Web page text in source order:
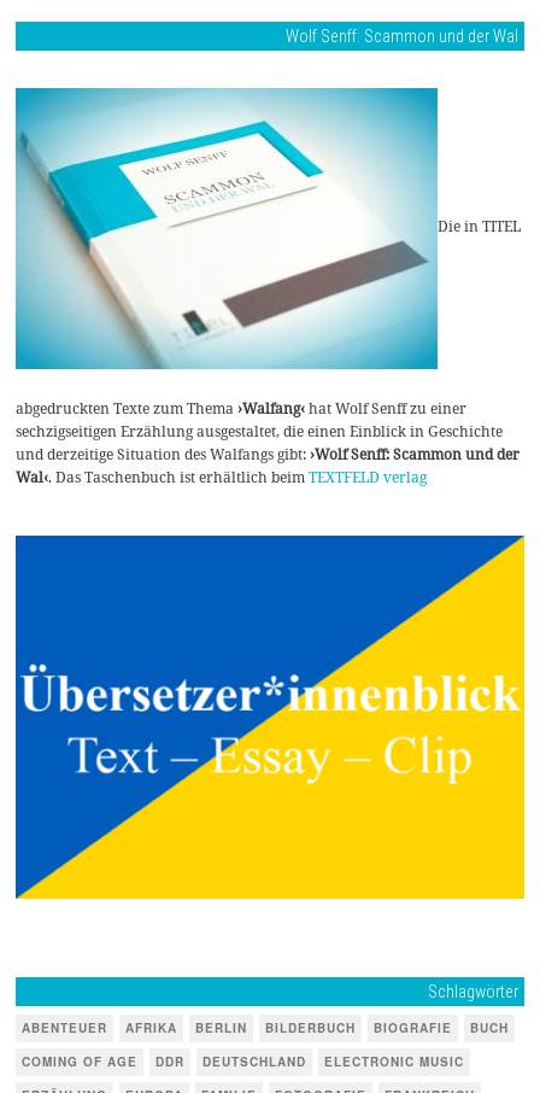
Wolf Senff: Scammon und der Wal
Die in TITEL
abgedruckten Texte zum Thema›Walfang‹hat Wolf Senff zu einer
sechzigseitigen Erzählung ausgestaltet, die einen Einblick in Geschichte
und derzeitige Situation des Walfangs gibt:›Wolf Senff: Scammon und der
Wal‹. Das Taschenbuch ist erhältlich beimTEXTFELD verlag
Schlagwörter
ABENTEUER AFRIKA BERLIN BILDERBUCH BIOGRAFIE
BUCH
COMING OF AGE
DDR DEUTSCHLAND
ELECTRONIC MUSIC